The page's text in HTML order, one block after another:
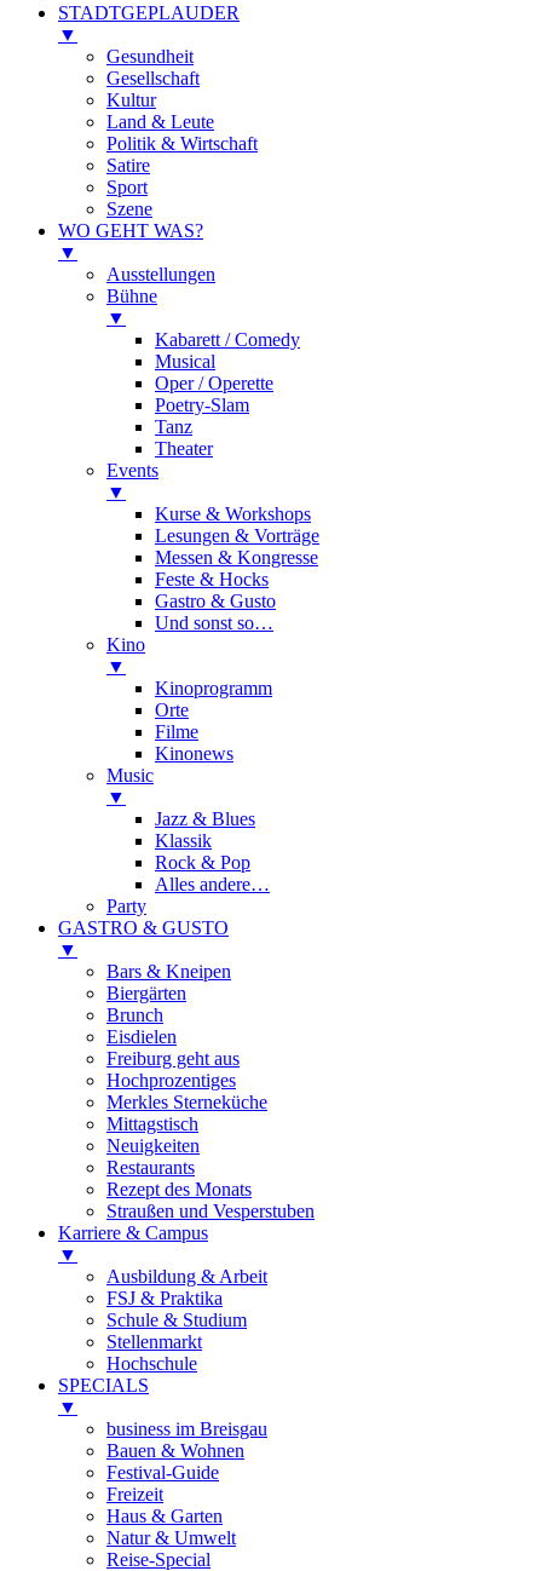
STADTGEPLAUDER
▼
Gesundheit
Gesellschaft
Kultur
Land & Leute
Politik & Wirtschaft
Satire
Sport
Szene
WO GEHT WAS?
▼
Ausstellungen
Bühne
▼
Kabarett / Comedy
Musical
Oper / Operette
Poetry-Slam
Tanz
Theater
Events
▼
Kurse & Workshops
Lesungen & Vorträge
Messen & Kongresse
Feste & Hocks
Gastro & Gusto
Und sonst so…
Kino
▼
Kinoprogramm
Orte
Filme
Kinonews
Music
▼
Jazz & Blues
Klassik
Rock & Pop
Alles andere…
Party
GASTRO & GUSTO
▼
Bars & Kneipen
Biergärten
Brunch
Eisdielen
Freiburg geht aus
Hochprozentiges
Merkles Sterneküche
Mittagstisch
Neuigkeiten
Restaurants
Rezept des Monats
Straußen und Vesperstuben
Karriere & Campus
▼
Ausbildung & Arbeit
FSJ & Praktika
Schule & Studium
Stellenmarkt
Hochschule
SPECIALS
▼
business im Breisgau
Bauen & Wohnen
Festival-Guide
Freizeit
Haus & Garten
Natur & Umwelt
Reise-Special